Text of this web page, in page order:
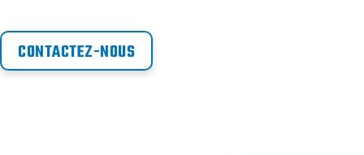
CONTACTEZ-NOUS